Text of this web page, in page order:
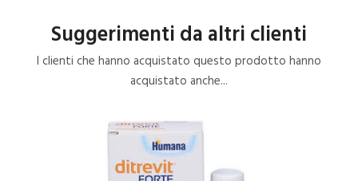
Suggerimenti da altri clienti
I clienti che hanno acquistato questo prodotto hanno
acquistato anche...